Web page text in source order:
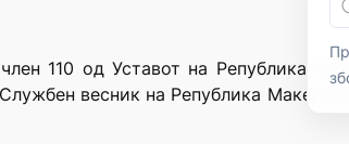
110 од Уставот на Република
весник на Република